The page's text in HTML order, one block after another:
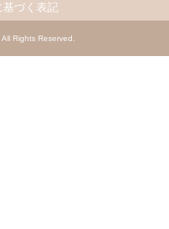
基づく表記
. All Rights Reserved.